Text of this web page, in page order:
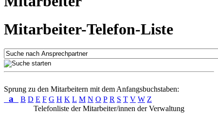
Mitarbeiter-Telefon-Liste
Sprung zu den Mitarbeitern mit dem Anfangsbuchstaben:
a B D E F G H K L M N O P R S T V W Z
Telefonliste der Mitarbeiter/innen der Verwaltung